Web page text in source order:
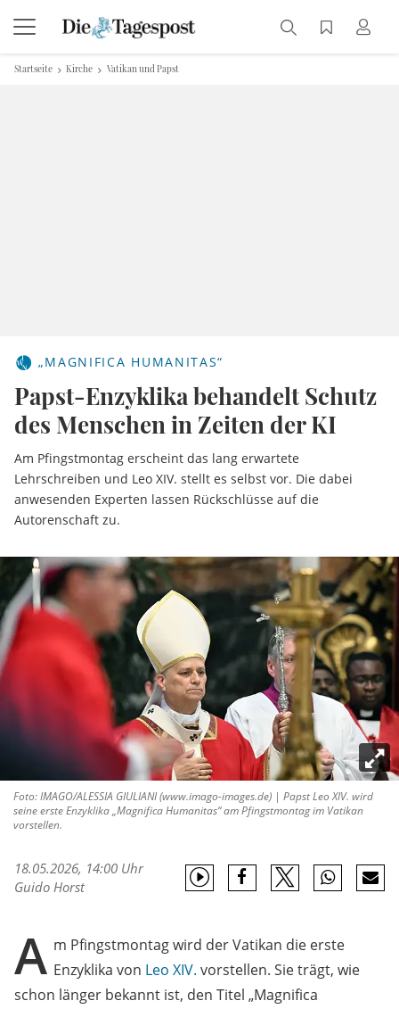
Startseite Kirche Vatikan und Papst
„MAGNIFICA HUMANITAS“
Papst-Enzyklika behandelt Schutz
des Menschen in Zeiten der KI
Am Pfingstmontag erscheint das lang erwartete
Lehrschreiben und Leo XIV. stellt es selbst vor. Die dabei
anwesenden Experten lassen Rückschlüsse auf die
Autorenschaft zu.
Foto: IMAGO/ALESSIA GIULIANI (www.imago-images.de) | Papst Leo XIV. wird
seine erste Enzyklika „Magnifica Humanitas“ am Pfingstmontag im Vatikan
vorstellen.
18.05.2026, 14:00 Uhr
Guido Horst
A m Pfingstmontag wird der Vatikan die erste
Enzyklika von Leo XIV. vorstellen. Sie trägt, wie
schon länger bekannt ist, den Titel „Magnifica